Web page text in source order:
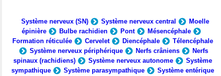
Système nerveux (SN) Système nerveux central
Moelle
épinière
Bulbe rachidien Pont
Mésencéphale
Formation réticulée
Cervelet Diencéphale
Télencéphale
Système nerveux périphérique
Nerfs crâniens
Nerfs
spinaux (rachidiens)
Système nerveux autonome
Système
sympathique
Système parasympathique
Système entérique